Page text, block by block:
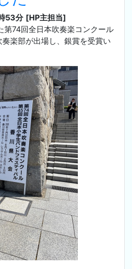
53分 [HP主担当]
第74回全日本吹奏楽コンクール
楽部が出場し、銀賞を受賞い